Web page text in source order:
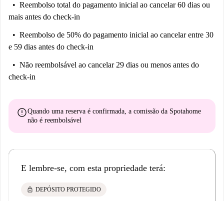
Reembolso total do pagamento inicial ao cancelar 60 dias ou
mais antes do check-in
Reembolso de 50% do pagamento inicial ao cancelar entre 30
e 59 dias antes do check-in
Não reembolsável ao cancelar 29 dias ou menos antes do
check-in
errorQuando uma reserva é confirmada, a comissão da Spotahome
não é reembolsável
E lembre-se, com esta propriedade terá:
lock DEPÓSITO PROTEGIDO